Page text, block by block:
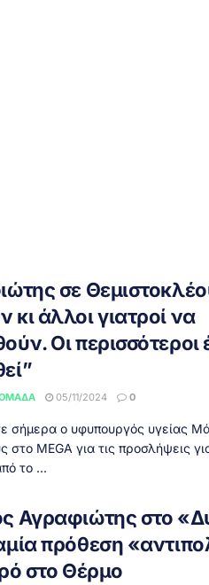
σε
κι άλλοι γιατροί να
Οι περισσότεροι
05/11/2024 0
σήμερα ο υφυπουργός υγείας
στο MEGA για τις προσλήψεις
το ...
Αγραφιώτης στο
πρόθεση
στο Θέρμο